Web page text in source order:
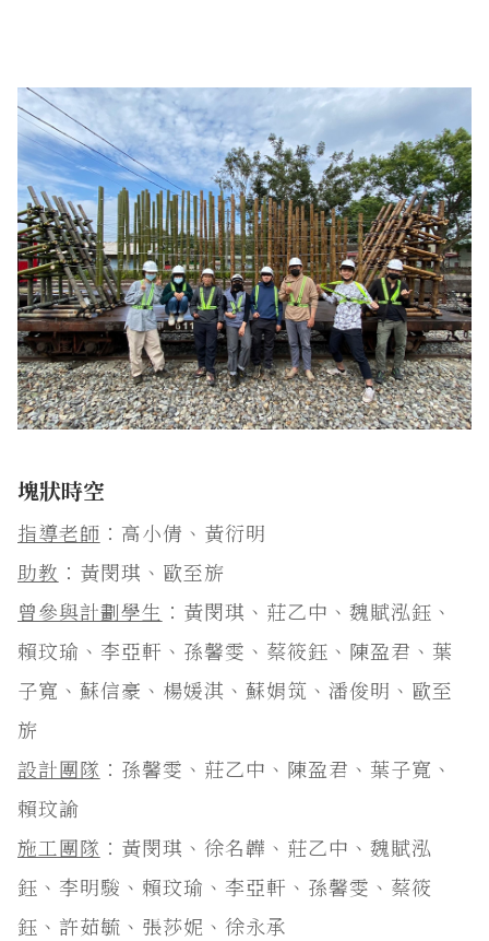
塊狀時空
指導老師 ：高小倩、黃衍明
助教 ：黃閔琪、歐至旂
曾參與計劃學生 ：黃閔琪、莊乙中、魏賦泓鈺、
賴玟瑜、李亞軒、孫馨雯、蔡筱鈺、陳盈君、葉
子寬、蘇信豪、楊媛淇、蘇娟筑、潘俊明、歐至
旂
設計團隊 ：孫馨雯、莊乙中、陳盈君、葉子寬、
賴玟諭
施工團隊 ：黃閔琪、徐名韡、莊乙中、魏賦泓
鈺、李明駿、賴玟瑜、李亞軒、孫馨雯、蔡筱
鈺、許茹毓、張莎妮、徐永承